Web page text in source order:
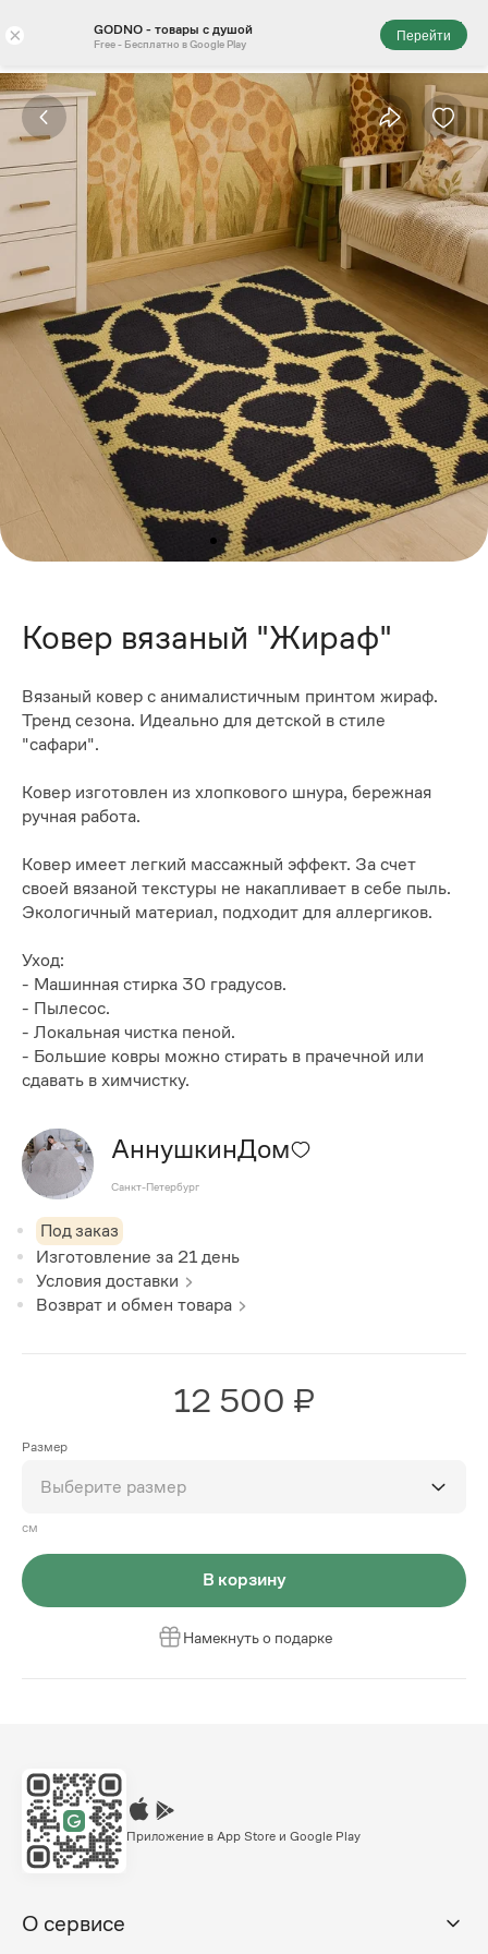
× GODNO - товары с душой
Free - Бесплатно в Google Play
Перейти
Ковер вязаный "Жираф"
Вязаный ковер с анималистичным принтом жираф.
Тренд сезона. Идеально для детской в стиле
"сафари".
Ковер изготовлен из хлопкового шнура, бережная
ручная работа.
Ковер имеет легкий массажный эффект. За счет
своей вязаной текстуры не накапливает в себе пыль.
Экологичный материал, подходит для аллергиков.
Уход:
- Машинная стирка 30 градусов.
- Пылесос.
- Локальная чистка пеной.
- Большие ковры можно стирать в прачечной или
сдавать в химчистку.
АннушкинДом
Санкт-Петербург
Под заказ
Изготовление за 21 день
Условия доставки
Возврат и обмен товара
12 500 ₽
Размер
Выберите размер
см
В корзину
Намекнуть о подарке
Приложение в App Store и Google Play
О сервисе